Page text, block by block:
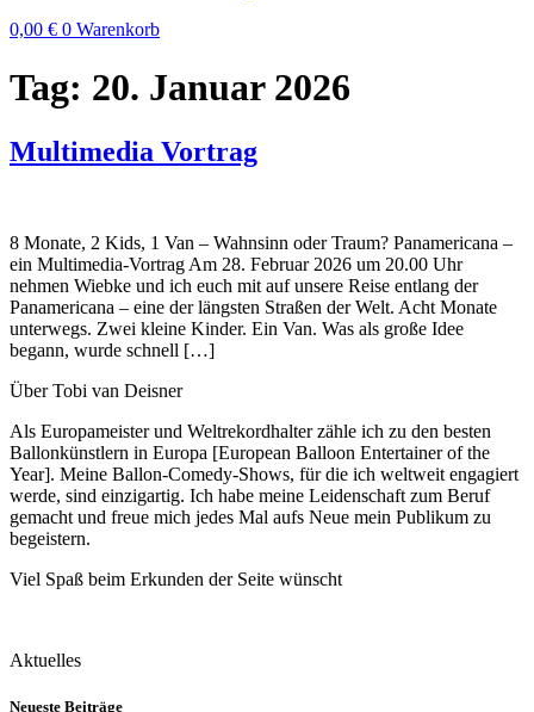
0,00 € 0 Warenkorb
Tag: 20. Januar 2026
Multimedia Vortrag
8 Monate, 2 Kids, 1 Van – Wahnsinn oder Traum? Panamericana –
ein Multimedia-Vortrag Am 28. Februar 2026 um 20.00 Uhr
nehmen Wiebke und ich euch mit auf unsere Reise entlang der
Panamericana – eine der längsten Straßen der Welt. Acht Monate
unterwegs. Zwei kleine Kinder. Ein Van. Was als große Idee
begann, wurde schnell […]
Über Tobi van Deisner
Als Europameister und Weltrekordhalter zähle ich zu den besten
Ballonkünstlern in Europa [European Balloon Entertainer of the
Year]. Meine Ballon-Comedy-Shows, für die ich weltweit engagiert
werde, sind einzigartig. Ich habe meine Leidenschaft zum Beruf
gemacht und freue mich jedes Mal aufs Neue mein Publikum zu
begeistern.
Viel Spaß beim Erkunden der Seite wünscht
Aktuelles
Neueste Beiträge